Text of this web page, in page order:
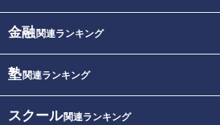
金融関連ランキング
塾関連ランキング
スクール関連ランキング